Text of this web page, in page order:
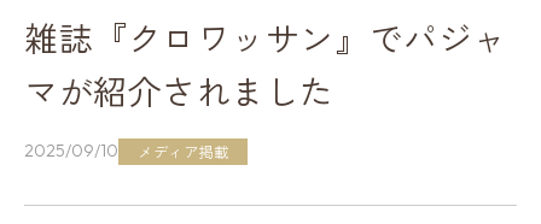
繁体語
雑誌『クロワッサン』でパジャ
マが紹介されました
2025/09/10 メディア掲載